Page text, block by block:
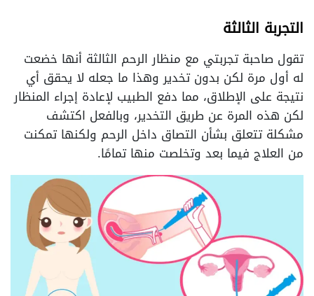
التجربة الثالثة
تقول صاحبة تجربتي مع منظار الرحم الثالثة أنها خضعت
له أول مرة لكن بدون تخدير وهذا ما جعله لا يحقق أي
نتيجة على الإطلاق، مما دفع الطبيب لإعادة إجراء المنظار
لكن هذه المرة عن طريق التخدير، وبالفعل اكتشف
مشكلة تتعلق بشأن التصاق داخل الرحم ولكنها تمكنت
من العلاج فيما بعد وتخلصت منها تمامًا.